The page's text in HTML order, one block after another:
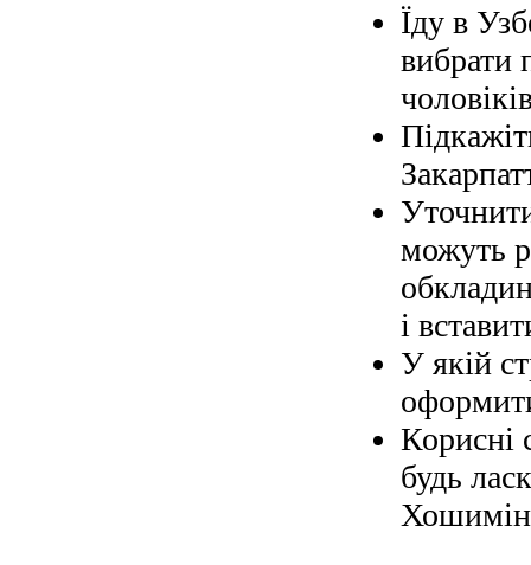
Їду в
вибрати
можуть
і
У якій
Корисні
будь